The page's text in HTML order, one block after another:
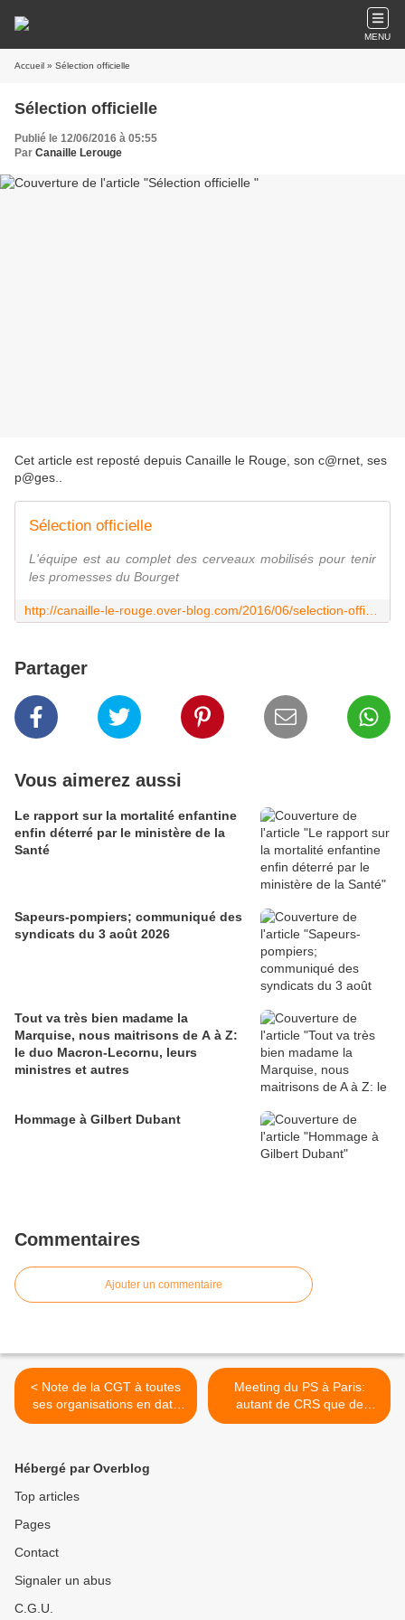
MENU
Accueil » Sélection officielle
Sélection officielle
Publié le 12/06/2016 à 05:55
Par Canaille Lerouge
Cet article est reposté depuis Canaille le Rouge, son c@rnet, ses
p@ges.
Sélection officielle
L'équipe est au complet des cerveaux mobilisés pour tenir
les promesses du Bourget
Partager
Vous aimerez aussi
Le rapport sur la mortalité enfantine
enfin déterré par le ministère de la
Santé
Sapeurs-pompiers; communiqué des
syndicats du 3 août 2026
Tout va très bien madame la
Marquise, nous maitrisons de A à Z:
le duo Macron-Lecornu, leurs
ministres et autres
Hommage à Gilbert Dubant
Commentaires
Ajouter un commentaire
< Note de la CGT à toutes
ses organisations en date
du 10 juin 2016
Meeting du PS à Paris:
autant de CRS que de
socialistes >
Hébergé par Overblog
Top articles
Pages
Contact
Signaler un abus
C.G.U.